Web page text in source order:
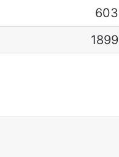
603
1899